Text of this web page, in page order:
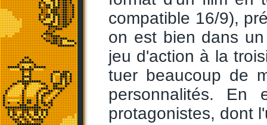
compatible 16/9),
on est bien dans
jeu d'action à la
tuer beaucoup de
personnalités.
protagonistes, dont